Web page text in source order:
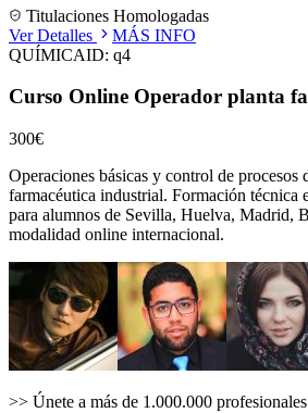
Titulaciones Homologadas
Ver Detalles
MÁS INFO
QUÍMICAID: q4
Curso Online Operador planta
300€
Operaciones básicas y control de procesos
farmacéutica industrial. Formación técnica
para alumnos de Sevilla, Huelva, Madrid,
modalidad online internacional.
>> Únete a más de 1.000.000